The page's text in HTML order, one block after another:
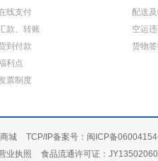
线支付
款、转账
到付款
利点
票制度
配送
空运
货物
城
TCP/IP备案号：闽ICP备
业执照 食品流通许可证：